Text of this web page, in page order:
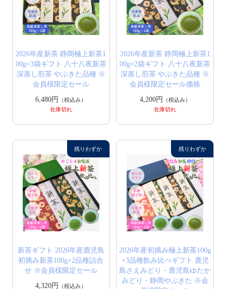
2026年産新茶 静岡極上新茶1
00g×3袋ギフト 八十八夜新茶
深蒸し煎茶 やぶきた品種 ※
会員様限定セール
6,480円
（税込み）
在庫切れ
2026年産新茶 静岡極上新茶1
00g×2袋ギフト 八十八夜新茶
深蒸し煎茶 やぶきた品種 ※
会員様限定セール価格
4,200円
（税込み）
在庫切れ
新茶ギフト 2026年産鹿児島
初摘み新茶100g×2品種詰合
せ ※会員様限定セール
4,320円
（税込み）
2026年産初摘み極上新茶100g
×3品種飲み比べギフト 鹿児
島さえみどり・鹿児島ゆたか
みどり・静岡やぶきた ※会